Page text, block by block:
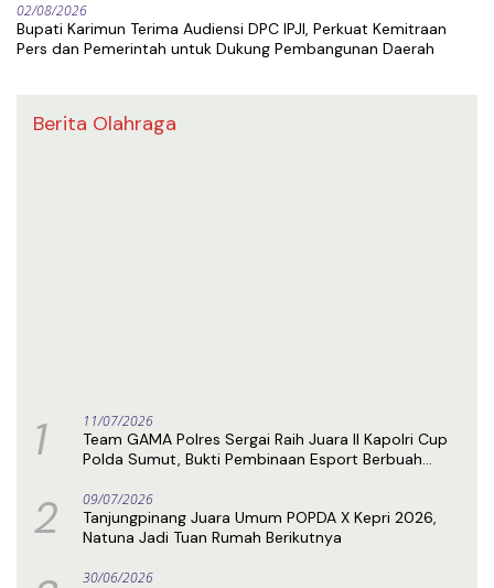
02/08/2026
Bupati Karimun Terima Audiensi DPC IPJI, Perkuat Kemitraan
Pers dan Pemerintah untuk Dukung Pembangunan Daerah
Berita Olahraga
1 11/07/2026
Team GAMA Polres Sergai Raih Juara II Kapolri Cup
Polda Sumut, Bukti Pembinaan Esport Berbuah
2 09/07/2026
Tanjungpinang Juara Umum POPDA X Kepri 2026,
Natuna Jadi Tuan Rumah Berikutnya
30/06/2026